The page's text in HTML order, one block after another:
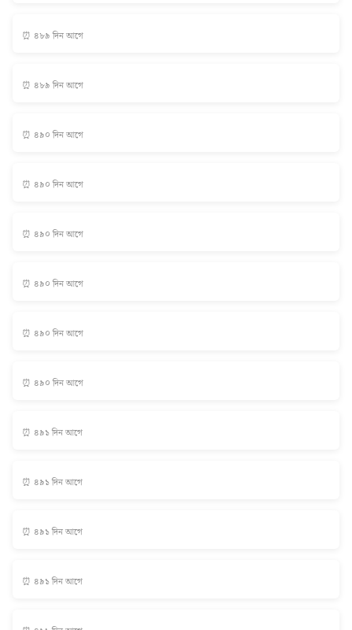
⏰ ৪৮৯ দিন আগে
⏰ ৪৮৯ দিন আগে
⏰ ৪৯০ দিন আগে
⏰ ৪৯০ দিন আগে
⏰ ৪৯০ দিন আগে
⏰ ৪৯০ দিন আগে
⏰ ৪৯০ দিন আগে
⏰ ৪৯০ দিন আগে
⏰ ৪৯১ দিন আগে
⏰ ৪৯১ দিন আগে
⏰ ৪৯১ দিন আগে
⏰ ৪৯১ দিন আগে